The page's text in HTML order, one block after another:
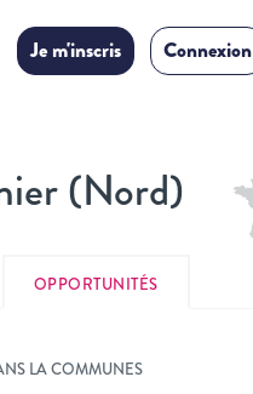
Je m'inscris Connexion
(Nord)
OPPORTUNITÉS
LA COMMUNES